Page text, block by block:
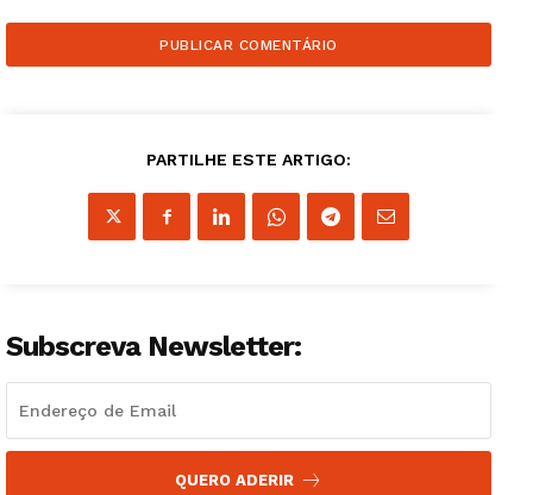
Guimarães, agora!
PARTILHE ESTE ARTIGO:
Subscreva Newsletter:
QUERO ADERIR